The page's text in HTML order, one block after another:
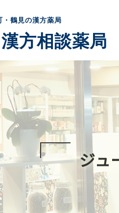
・鶴見の漢方薬局
方相談薬局
ジュ